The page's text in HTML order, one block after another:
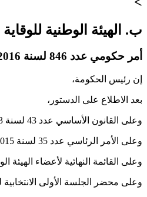
ب. الهيئة الوطنية
أمر حكومي عدد 846 لسنة 2016 مؤرخ في 4 جويلية 2016 يتعلق بتسمية أعضاء الهيئة الوطنية للوقاية من التعذيب
إن رئيس الحكومة،
بعد الاطلاع على الدستور،
وعلى القانون الأساسي عدد 43 لسنة 2013 المؤرخ في 21 أكتوبر 2013 المتعلق بالهيئة الوطنية للوقاية من التعذيب،
وعلى الأمر الرئاسي عدد 35 لسنة 2015 المؤرخ في 6 فيفري 2015 المتعلق بتسمية رئيس الحكومة وأعضائها،
وعلى القائمة النهائية لأعضاء الهيئة
وعلى محضر الجلسة الأولى الانتخابية